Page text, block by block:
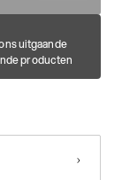
uitgaande
producten